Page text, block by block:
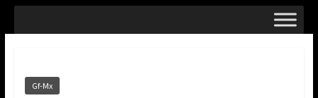
Gf-Mx